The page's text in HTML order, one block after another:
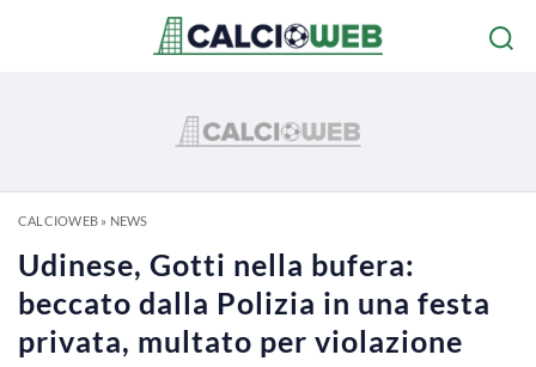
CALCIOWEB» NEWS
Udinese, Gotti nella bufera:
beccato dalla Polizia in una festa
privata, multato per violazione